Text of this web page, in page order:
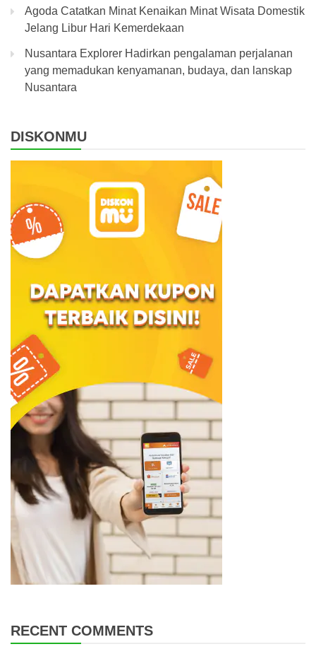
Agoda Catatkan Minat Kenaikan Minat Wisata Domestik
Jelang Libur Hari Kemerdekaan
Nusantara Explorer Hadirkan pengalaman perjalanan
yang memadukan kenyamanan, budaya, dan lanskap
Nusantara
DISKONMU
RECENT COMMENTS